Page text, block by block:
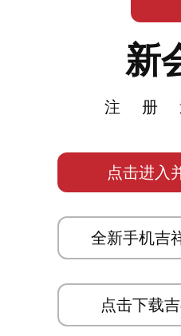
新
注
点击进入
全新手机吉
点击下载